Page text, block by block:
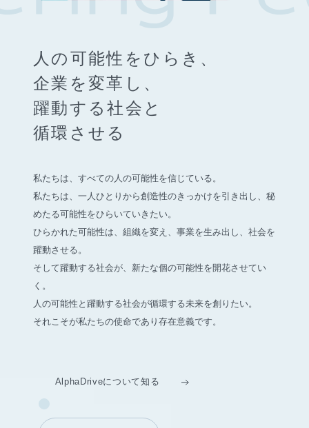
人の可能性をひらき、
企業を変革し、
躍動する社会と
循環させる
私たちは、すべての人の可能性を信じている。
私たちは、一人ひとりから創造性のきっかけを引き出し、 秘
めたる可能性をひらいていきたい。
ひらかれた可能性は、組織を変え、事業を生み出し、社会を
躍動させる。
そして躍動する社会が、新たな個の可能性を開花させてい
く。
人の可能性と躍動する社会が循環する未来を創りたい。
それこそが私たちの使命であり存在意義です。
AlphaDriveについて知る